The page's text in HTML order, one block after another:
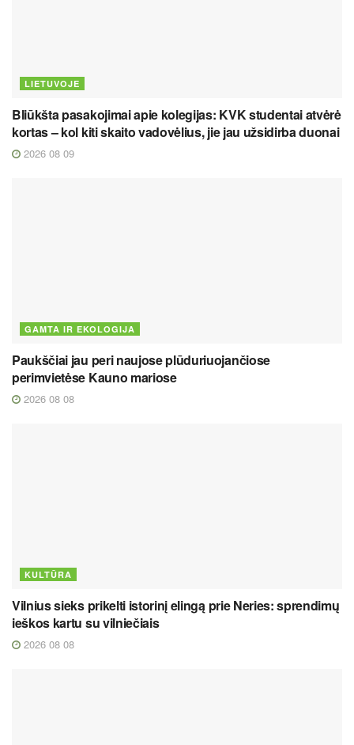
LIETUVOJE
Bliūkšta pasakojimai apie kolegijas: KVK studentai atvėrė
kortas – kol kiti skaito vadovėlius, jie jau užsidirba duonai
2026 08 09
GAMTA IR EKOLOGIJA
Paukščiai jau peri naujose plūduriuojančiose
perimvietėse Kauno mariose
2026 08 08
KULTŪRA
Vilnius sieks prikelti istorinį elingą prie Neries: sprendimų
ieškos kartu su vilniečiais
2026 08 08